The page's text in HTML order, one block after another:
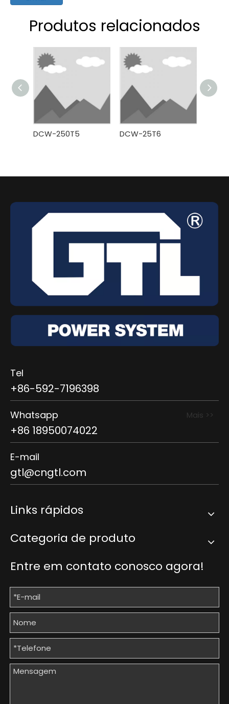
Produtos relacionados
DCW-250T5 DCW-25T6
Tel
+86-592-7196398
Whatsapp Mais >>
+86 18950074022
E-mail
gtl@cngtl.com
Links rápidos
Categoria de produto
Entre em contato conosco agora!